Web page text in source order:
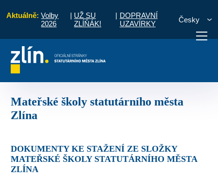
Aktuálně: Volby
2026
| UŽ SU
ZLÍŇÁK!
| DOPRAVNÍ
UZAVÍRKY
Česky
vyřídit Potřebuji zaplatit
Mateřské školy statutárního města
Zlína
DOKUMENTY KE STAŽENÍ ZE SLOŽKY
MATEŘSKÉ ŠKOLY STATUTÁRNÍHO MĚSTA
ZLÍNA